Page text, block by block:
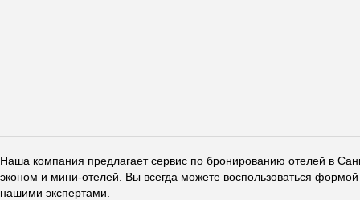
Наша компания предлагает сервис по бронированию отелей в
эконом и мини-отелей. Вы всегда можете воспользоваться
нашими экспертами.